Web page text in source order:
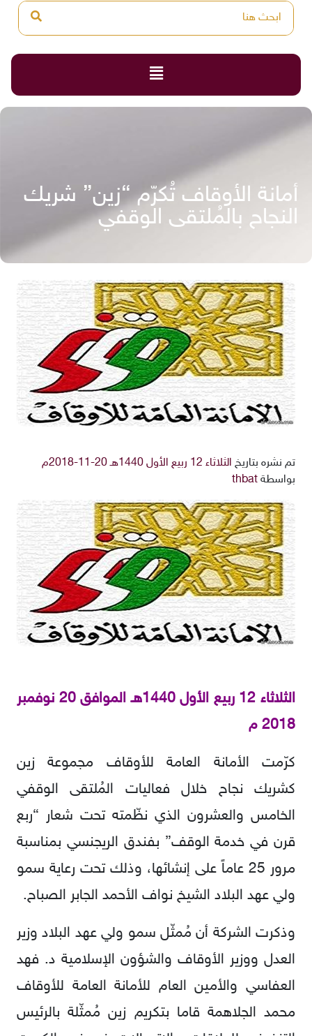
أمانة الأوقاف تُكرّم “زين” شريك
النجاح بالمُلتقى الوقفي
تم نشره بتاريخ الثلاثاء 12 ربيع الأول 1440هـ 20-11-2018م
بواسطة thbat
الثلاثاء 12 ربيع الأول 1440هـ الموافق 20 نوفمبر
2018 م
كرّمت الأمانة العامة للأوقاف مجموعة زين
كشريك نجاح خلال فعاليات المُلتقى الوقفي
الخامس والعشرون الذي نظّمته تحت شعار “ربع
قرن في خدمة الوقف” بفندق الريجنسي بمناسبة
مرور 25 عاماً على إنشائها، وذلك تحت رعاية سمو
ولي عهد البلاد الشيخ نواف الأحمد الجابر الصباح.
وذكرت الشركة أن مُمثّل سمو ولي عهد البلاد وزير
العدل ووزير الأوقاف والشؤون الإسلامية د. فهد
العفاسي والأمين العام للأمانة العامة للأوقاف
محمد الجلاهمة قاما بتكريم زين مُمثّلة بالرئيس